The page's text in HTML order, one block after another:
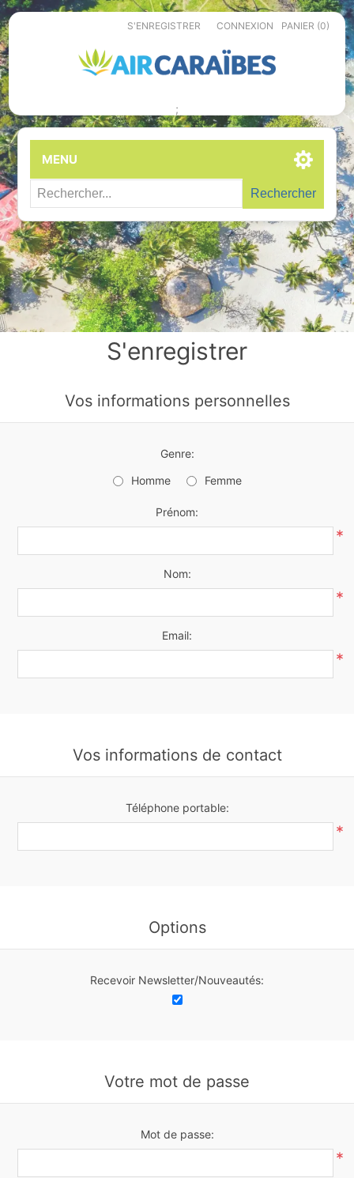
S'ENREGISTRER CONNEXION PANIER (0)
;
MENU
Rechercher
S'enregistrer
Vos informations personnelles
Genre:
Homme
Femme
Prénom:
*
Nom:
*
Email:
*
Vos informations de contact
Téléphone portable:
*
Options
Recevoir Newsletter/Nouveautés:
Votre mot de passe
Mot de passe:
*